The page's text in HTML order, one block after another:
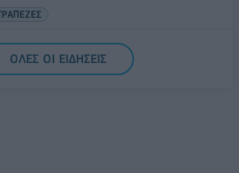
ορίζοντα: Πού βρίσκεται η
τεχνολογική μετάβαση
ΟΛΕΣ ΟΙ ΕΙΔΗΣΕΙΣ